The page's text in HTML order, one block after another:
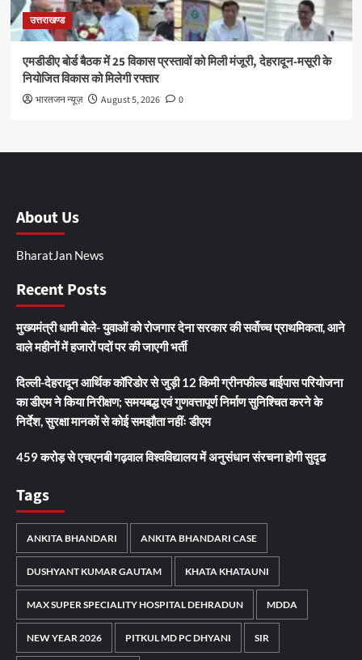
उत्तराखण्ड
एमडीडीए बोर्ड बैठक में 25 विकास प्रस्तावों को मिली मंजूरी, देहरादून-मसूरी के
नियोजित विकास को मिलेगी रफ्तार
भारतजन न्यूज़ August 5, 2026 0
About Us
BharatJan News
Recent Posts
मुख्यमंत्री धामी बोले- युवाओं को रोजगार देना सरकार की सर्वोच्च प्राथमिकता, आने
वाले महीनों में हजारों पदों पर की जाएगी भर्ती
दिल्ली-देहरादून आर्थिक कॉरिडोर से जुड़ी 12 किमी ग्रीनफील्ड बाईपास परियोजना
का डीएम ने किया निरीक्षण; समयबद्ध एवं गुणवत्तापूर्ण निर्माण सुनिश्चित करने के
निर्देश, सुरक्षा मानकों से कोई समझौता नहींः डीएम
459 करोड़ से एचएनबी गढ़वाल विश्वविद्यालय में अनुसंधान संरचना होगी सुदृढ
Tags
ANKITA BHANDARI ANKITA BHANDARI CASE
DUSHYANT KUMAR GAUTAM KHATA KHATAUNI
MAX SUPER SPECIALITY HOSPITAL DEHRADUN MDDA
NEW YEAR 2026 PITKUL MD PC DHYANI SIR